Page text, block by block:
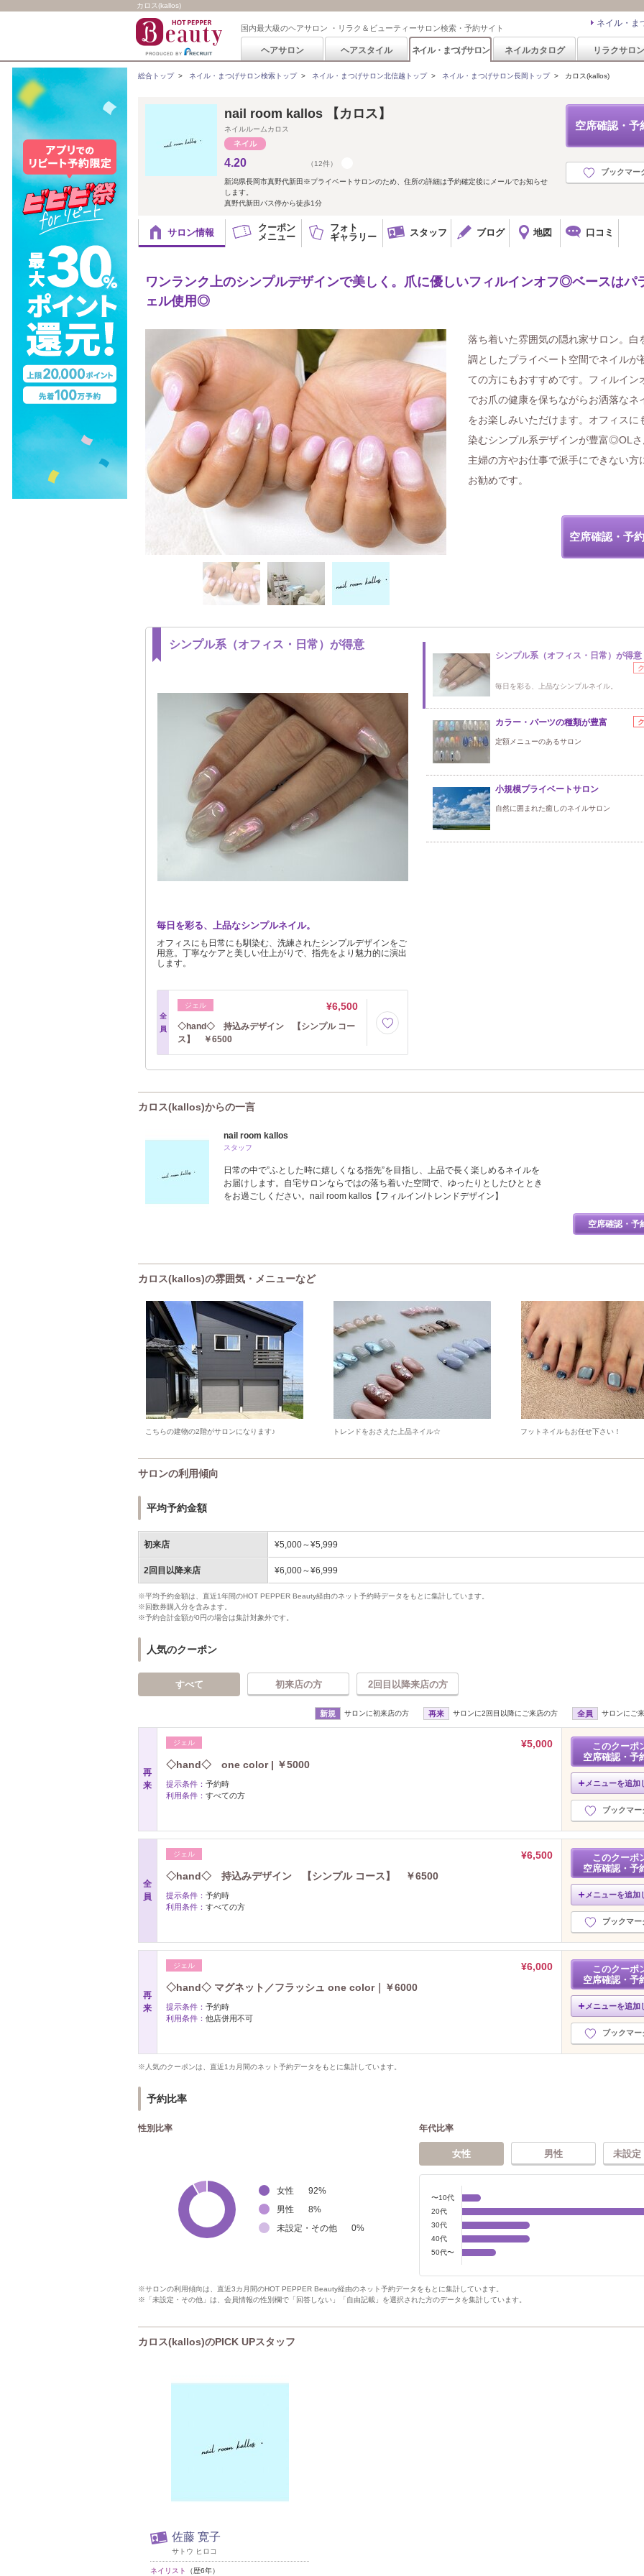
カロス(kallos)
国内最大級のヘアサロン ・リラク＆ビューティーサロン検索・予約サイト ネイル・ま
ヘアサロン ヘアスタイル ネイル・まつげサロン ネイルカタログ リラクサロン
総合トップ> ネイル・まつげサロン検索トップ> ネイル・まつげサロン北信越トップ> ネイル・まつげサロン長岡トップ> カロス(kallos)
空席確認・予
ブックマー
nail room kallos 【カロス】
ネイルルームカロス
4.20 （12件）
新潟県長岡市真野代新田※プライベートサロンのため、住所の詳細は予約確定後にメールでお知らせ
します。
真野代新田バス停から徒歩1分
サロン情報
クーポン
メニュー
フォト
ギャラリー
スタッフ ブログ 地図 口コミ
ワンランク上のシンプルデザインで美しく。爪に優しいフィルインオフ◎ベースはパ
ェル使用◎
落ち着いた雰囲気の隠れ家サロン。白
調としたプライベート空間でネイルが
ての方にもおすすめです。フィルイン
でお爪の健康を保ちながらお洒落なネ
をお楽しみいただけます。オフィスに
染むシンプル系デザインが豊富◎OL
主婦の方やお仕事で派手にできない方
お勧めです。
空席確認・予
シンプル系（オフィス・日常）が得意
毎日を彩る、上品なシンプルネイル。
オフィスにも日常にも馴染む、洗練されたシンプルデザインをご
用意。丁寧なケアと美しい仕上がりで、指先をより魅力的に演出
します。
全
員
ジェル ¥6,500
◇hand◇ 持込みデザイン 【シンプル コー
ス】 ￥6500
シンプル系（オフィス・日常）が得意
毎日を彩る、上品なシンプルネイル。
カラー・パーツの種類が豊富
定額メニューのあるサロン
小規模プライベートサロン
自然に囲まれた癒しのネイルサロン
カロス(kallos)からの一言
nail room kallos
スタッフ
日常の中で”ふとした時に嬉しくなる指先”を目指し、上品で長く楽しめるネイルを
お届けします。自宅サロンならではの落ち着いた空間で、ゆったりとしたひととき
をお過ごしください。nail room kallos【フィルイン/トレンドデザイン】
空席確認・予
カロス(kallos)の雰囲気・メニューなど
こちらの建物の2階がサロンになります♪ トレンドをおさえた上品ネイル☆ フットネイルもお任せ下さい！
サロンの利用傾向
平均予約金額
初来店 ¥5,000～¥5,999
2回目以降来店 ¥6,000～¥6,999
※平均予約金額は、直近1年間のHOT PEPPER Beauty経由のネット予約時データをもとに集計しています。
※回数券購入分を含みます。
※予約合計金額が0円の場合は集計対象外です。
人気のクーポン
すべて 初来店の方 2回目以降来店の方
新規 サロンに初来店の方 再来 サロンに2回目以降にご来店の方 全員 サロンにご
再
来
ジェル
¥5,000
◇hand◇ one color | ￥5000
提示条件： 予約時
利用条件： すべての方
このクーポ
空席確認・予
メニューを追加
ブックマー
全
員
ジェル
¥6,500
◇hand◇ 持込みデザイン 【シンプル コース】 ￥6500
提示条件： 予約時
利用条件： すべての方
このクーポ
空席確認・予
メニューを追加
ブックマー
再
来
ジェル
¥6,000
◇hand◇ マグネット／フラッシュ one color｜￥6000
提示条件： 予約時
利用条件： 他店併用不可
このクーポ
空席確認・予
メニューを追加
ブックマー
※人気のクーポンは、直近1カ月間のネット予約データをもとに集計しています。
予約比率
性別比率
女性 92%
男性
8%
未設定・その他
0%
年代比率
女性 男性 未設定
〜10代
20代
30代
40代
50代〜
※サロンの利用傾向は、直近3カ月間のHOT PEPPER Beauty経由のネット予約データをもとに集計しています。
※「未設定・その他」は、会員情報の性別欄で「回答しない」「自由記載」を選択された方のデータを集計しています。
カロス(kallos)のPICK UPスタッフ
佐藤 寛子
サトウ ヒロコ
ネイリスト （歴6年）